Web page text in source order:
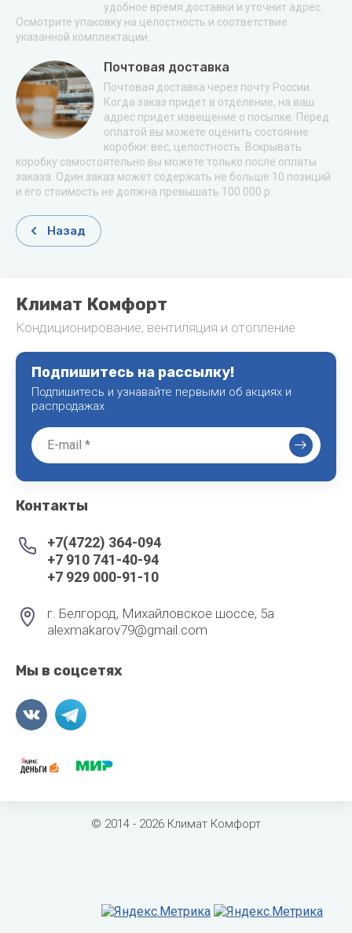
удобное время доставки и уточнит адрес.
Осмотрите упаковку на целостность и соответствие
указанной комплектации.
Почтовая доставка
Почтовая доставка через почту России.
Когда заказ придет в отделение, на ваш
адрес придет извещение о посылке. Перед
оплатой вы можете оценить состояние
коробки: вес, целостность. Вскрывать
коробку самостоятельно вы можете только после оплаты
заказа. Один заказ может содержать не больше 10 позиций
и его стоимость не должна превышать 100 000 р.
Назад
Климат Комфорт
Кондиционирование, вентиляция и отопление
Подпишитесь на рассылку!
Подпишитесь и узнавайте первыми об акциях и
распродажах
Контакты
+7(4722) 364-094
+7 910 741-40-94
+7 929 000-91-10
г. Белгород, Михайловское шоссе, 5а
alexmakarov79@gmail.com
Мы в соцсетях
© 2014 - 2026 Климат Комфорт